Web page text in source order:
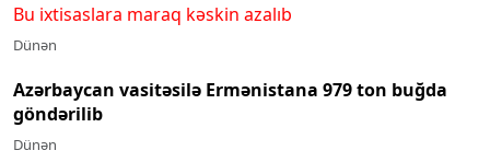
Bu ixtisaslara maraq kəskin azalıb
Dünən
Azərbaycan vasitəsilə Ermənistana 979 ton buğda
göndərilib
Dünən